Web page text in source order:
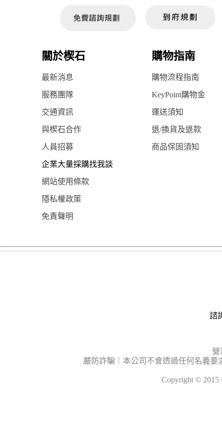
關於楔石 購物指南
最新消息 購物流程指南
服務團隊 KeyPoint購物金
交通資訊 運送須知
與楔石合作 退/換貨及退款
人員招募 商品保固須知
企業大量採購找我談
網站使用條款
隱私權政策
免責聲明
諮
營
嚴防詐騙｜本公司不會透過任何名義
Copyright ©